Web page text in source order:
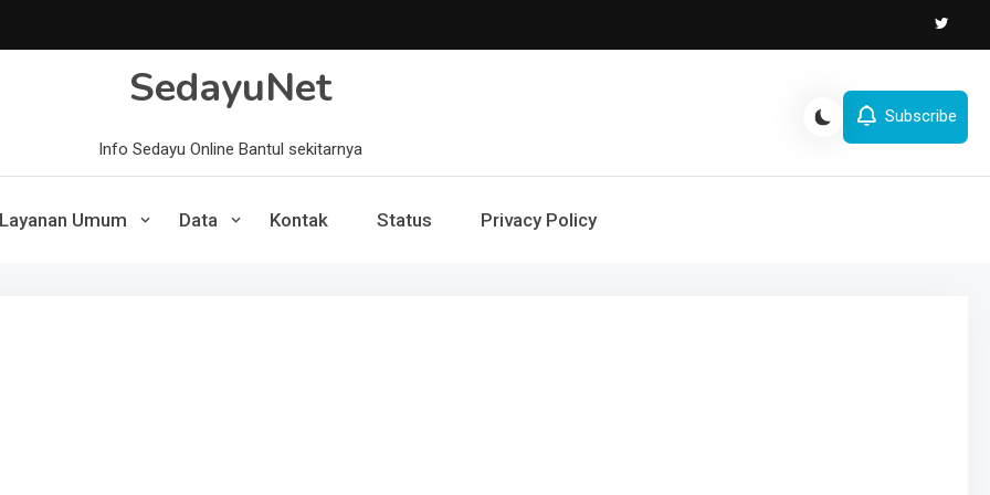
SedayuNet
Info Sedayu Online Bantul sekitarnya
Subscribe
Layanan Umum Data Kontak Status Privacy Policy